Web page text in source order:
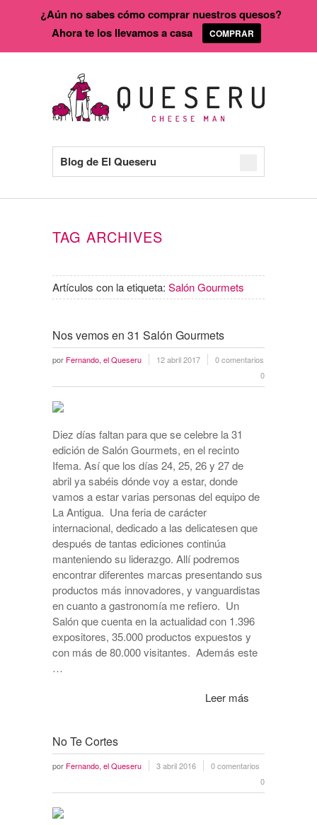
Blog de El Queseru
TAG ARCHIVES
Artículos con la etiqueta: Salón Gourmets
Nos vemos en 31 Salón Gourmets
por Fernando, el Queseru 12 abril 2017
0 comentarios
0
Diez días faltan para que se celebre la 31
edición de Salón Gourmets, en el recinto
Ifema. Así que los días 24, 25, 26 y 27 de
abril ya sabéis dónde voy a estar, donde
vamos a estar varias personas del equipo de
La Antigua. Una feria de carácter
internacional, dedicado a las delicatesen que
después de tantas ediciones continúa
manteniendo su liderazgo. Allí podremos
encontrar diferentes marcas presentando sus
productos más innovadores, y vanguardistas
en cuanto a gastronomía me refiero. Un
Salón que cuenta en la actualidad con 1.396
expositores, 35.000 productos expuestos y
con más de 80.000 visitantes. Además este
…
Leer más
No Te Cortes
por Fernando, el Queseru 3 abril 2016
0 comentarios
0
¿Aún no sabes cómo comprar nuestros quesos?
Ahora te los llevamos a casa
COMPRAR